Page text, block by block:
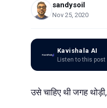
sandysoil
Nov 25, 2020
Kavishala AI
Listen to this post
उसे चाहिए थी जगह थोड़ी,